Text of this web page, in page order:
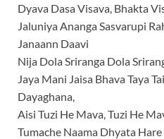
Dyava Dasa Visava, Bhakta
Jaluniya Ananga Sasvarupi
Janaann Daavi
Nija Dola Sriranga Dola
Jaya Mani Jaisa Bhava Taya
Dayaghana,
Aisi Tuzi He Mava, Tuzi He
Tumache Naama Dhyata